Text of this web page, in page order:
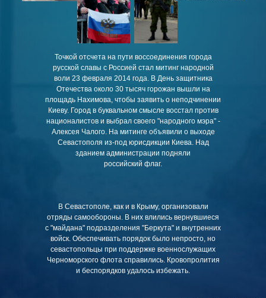
Точкой отсчета на пути воссоединения города
русской славы с Россией стал митинг народной
воли 23 февраля 2014 года. В День защитника
Отечества около 30 тысяч горожан вышли на
площадь Нахимова, чтобы заявить о неподчинении
Киеву. Город в буквальном смысле восстал против
националистов и выбрал своего "народного мэра" -
Алексея Чалого. На митинге объявили о выходе
Севастополя из-под юрисдикции Киева. Над
зданием администрации подняли
российский флаг.
В Севастополе, как и в Крыму, организовали
отряды самообороны. В них влились вернувшиеся
с "майдана" подразделения "Беркута" и внутренних
войск. Обеспечивать порядок было непросто, но
севастопольцы при поддержке военнослужащих
Черноморского флота справились. Кровопролития
и беспорядков удалось избежать.